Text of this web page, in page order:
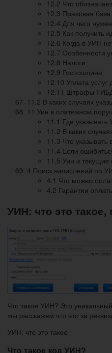
12.2 Что
12.3 Правовая база
12.4 Для чего
12.5 Как получить
12.6 Когда в УИН
12.7 Особенности
12.8 Налоги
12.9 Госпошлина
12.10 Уплата услуг
12.11 Штрафы
11.2 В каких случаях
11 Уин в платежном
11.1 Где указывать
11.2 В каких
11.3 Что указывать
11.4 Если
11.5 Уин и текущие
4 Поиск начислений по
4.1 Что можно
4.2 Гарантии
УИН: что это
Что такое УИН? Это
мы расскажем что это за
УИН: что это такое
Что такое код УИН?